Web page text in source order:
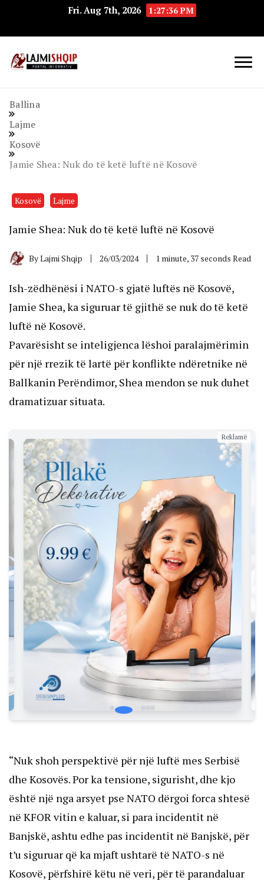
Fri. Aug 7th, 2026 1:27:37 PM
Ballina
Lajme
Kosovë
Jamie Shea: Nuk do të ketë luftë në Kosovë
Kosovë Lajme
Jamie Shea: Nuk do të ketë luftë në Kosovë
ByLajmi Shqip 26/03/2024 1 minute, 37 seconds Read
Ish-zëdhënësi i NATO-s gjatë luftës në Kosovë,
Jamie Shea, ka siguruar të gjithë se nuk do të ketë
luftë në Kosovë.
Pavarësisht se inteligjenca lëshoi paralajmërimin
për një rrezik të lartë për konflikte ndëretnike në
Ballkanin Perëndimor, Shea mendon se nuk duhet
dramatizuar situata.
Reklamë
“Nuk shoh perspektivë për një luftë mes Serbisë
dhe Kosovës. Por ka tensione, sigurisht, dhe kjo
është një nga arsyet pse NATO dërgoi forca shtesë
në KFOR vitin e kaluar, si para incidentit në
Banjskë, ashtu edhe pas incidentit në Banjskë, për
t’u siguruar që ka mjaft ushtarë të NATO-s në
Kosovë, përfshirë këtu në veri, për të parandaluar